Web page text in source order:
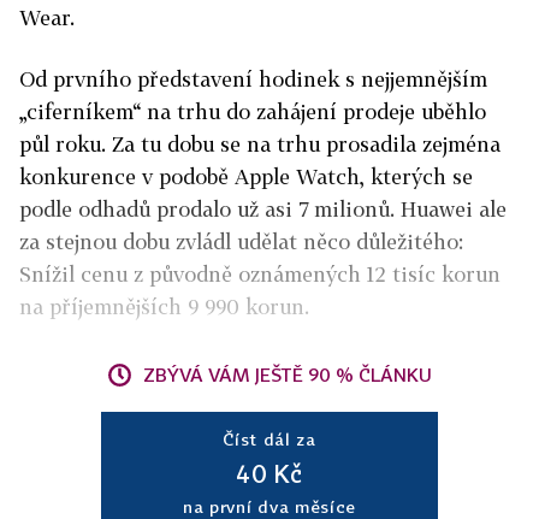
Wear.
Od prvního představení hodinek s nejjemnějším
„ciferníkem“ na trhu do zahájení prodeje uběhlo
půl roku. Za tu dobu se na trhu prosadila zejména
konkurence v podobě Apple Watch, kterých se
podle odhadů prodalo už asi 7 milionů. Huawei ale
za stejnou dobu zvládl udělat něco důležitého:
Snížil cenu z původně oznámených 12 tisíc korun
na příjemnějších 9 990 korun.
ZBÝVÁ VÁM JEŠTĚ 90 % ČLÁNKU
Číst dál za
40 Kč
na první dva měsíce